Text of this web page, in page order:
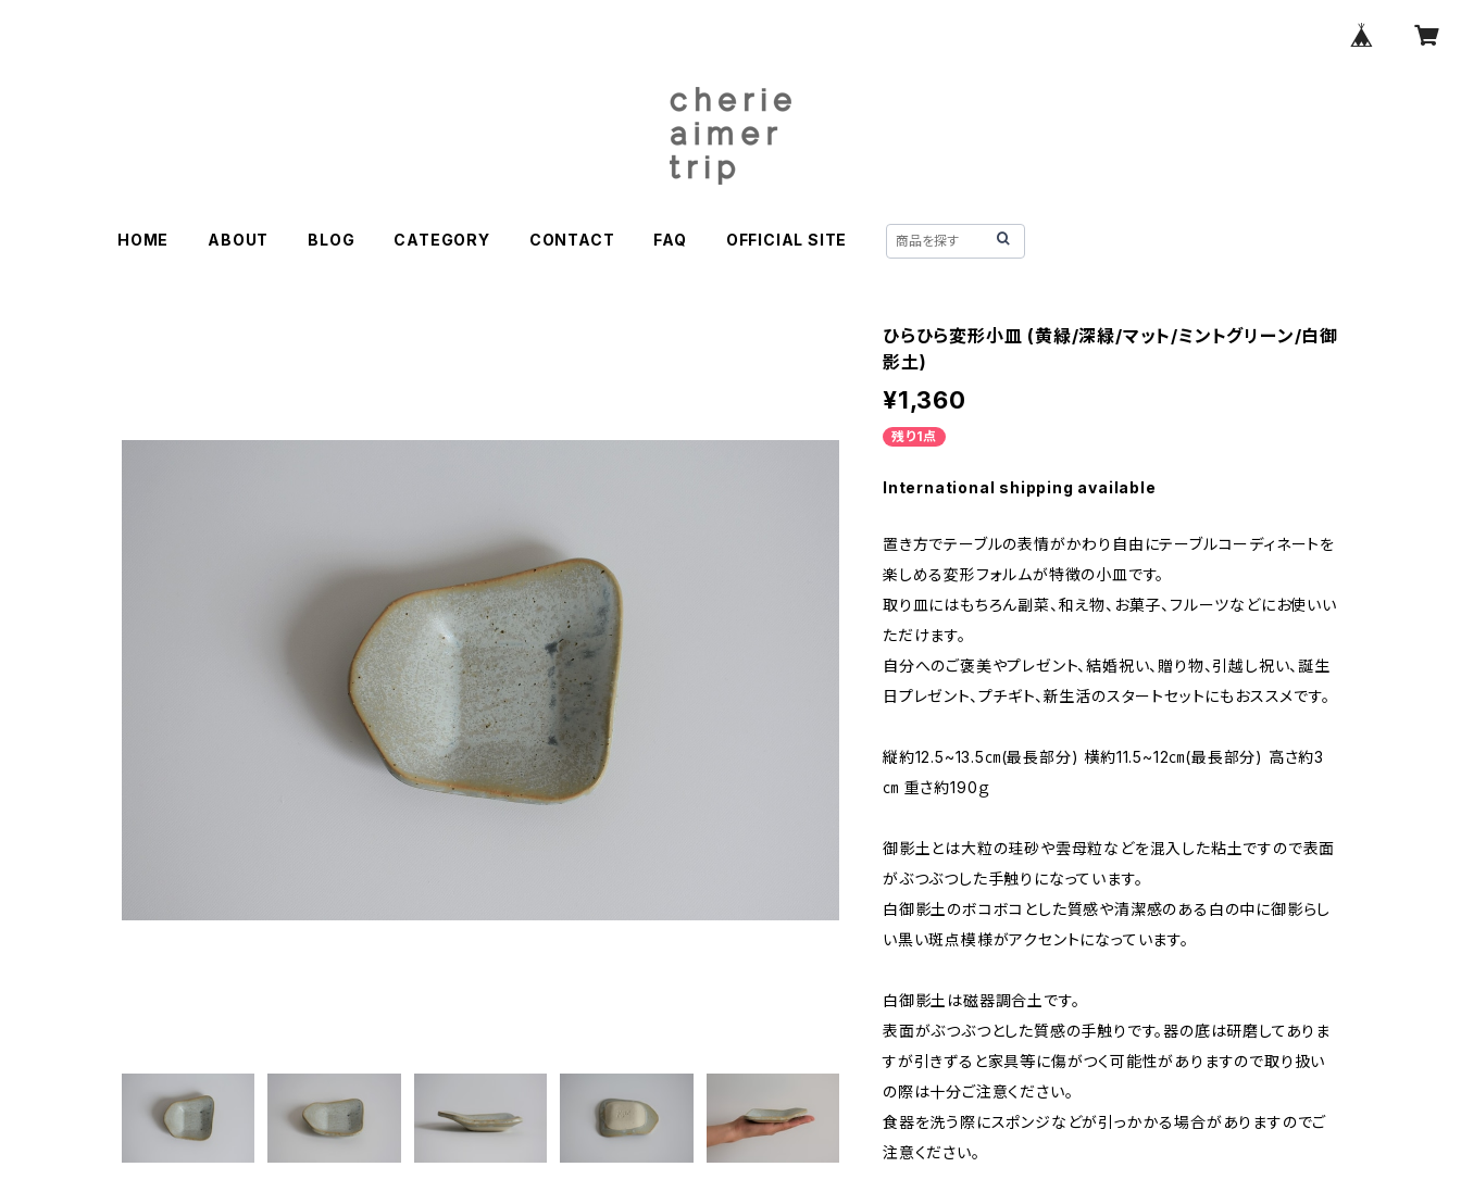
HOME ABOUT BLOG CATEGORY CONTACT FAQ OFFICIAL SITE
ひらひら変形小皿 (黄緑/深緑/マット/ミントグリーン/白御
影土)
¥1,360
残り1点
International shipping available
置き方でテーブルの表情がかわり自由にテーブルコーディネートを
楽しめる変形フォルムが特徴の小皿です。
取り皿にはもちろん副菜、和え物、お菓子、フルーツなどにお使いい
ただけます。
自分へのご褒美やプレゼント、結婚祝い、贈り物、引越し祝い、誕生
日プレゼント、プチギト、新生活のスタートセットにもおススメです。
縦約12.5~13.5㎝(最長部分) 横約11.5~12㎝(最長部分) 高さ約3
㎝ 重さ約190ｇ
御影土とは大粒の珪砂や雲母粒などを混入した粘土ですので表面
がぶつぶつした手触りになっています。
白御影土のボコボコとした質感や清潔感のある白の中に御影らし
い黒い斑点模様がアクセントになっています。
白御影土は磁器調合土です。
表面がぶつぶつとした質感の手触りです。器の底は研磨してありま
すが引きずると家具等に傷がつく可能性がありますので取り扱い
の際は十分ご注意ください。
食器を洗う際にスポンジなどが引っかかる場合がありますのでご
注意ください。